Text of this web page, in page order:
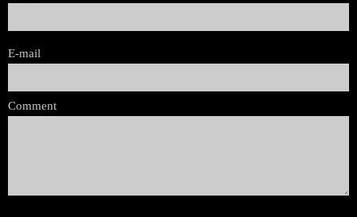
E-mail
Comment